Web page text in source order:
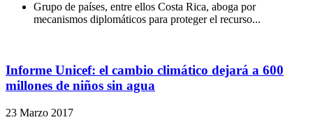
Grupo de países, entre ellos Costa Rica, aboga por
mecanismos diplomáticos para proteger el recurso...
Informe Unicef: el cambio climático dejará a 600
millones de niños sin agua
23 Marzo 2017